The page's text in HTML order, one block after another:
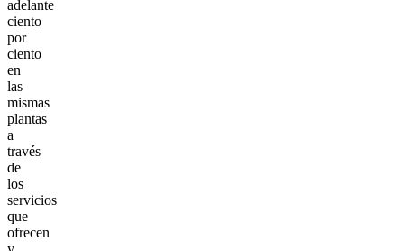
adelante
ciento
por
ciento
en
las
mismas
plantas
a
través
de
los
servicios
que
ofrecen